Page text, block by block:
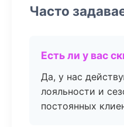
Часто
Есть ли у вас
Да, у нас
лояльности и
постоянных